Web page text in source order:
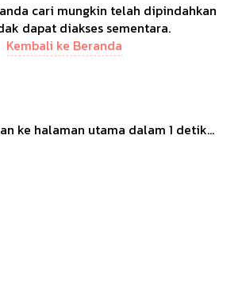
cari mungkin telah dipindahkan
dapat diakses sementara.
Kembali ke Beranda
ke halaman utama dalam 1 detik...